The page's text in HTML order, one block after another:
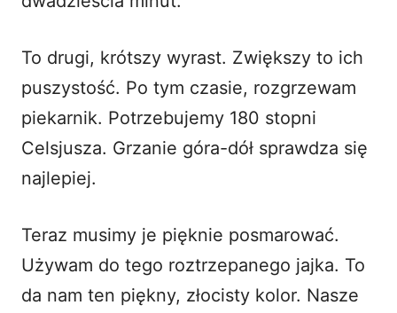
To drugi, krótszy wyrast. Zwiększy to ich
puszystość. Po tym czasie, rozgrzewam
piekarnik. Potrzebujemy 180 stopni
Celsjusza. Grzanie góra-dół sprawdza się
najlepiej.
Teraz musimy je pięknie posmarować.
Używam do tego roztrzepanego jajka. To
da nam ten piękny, złocisty kolor. Nasze